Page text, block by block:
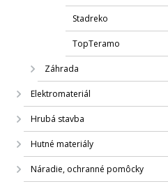
Stadreko
TopTeramo
Záhrada
Elektromateriál
Hrubá stavba
Hutné materiály
Náradie, ochranné pomôcky